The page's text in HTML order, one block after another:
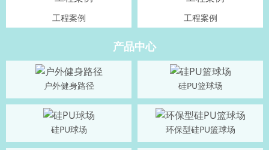
工程案例 工程案例
产品中心
户外健身路径 硅PU篮球场
硅PU球场 环保型硅PU篮球场